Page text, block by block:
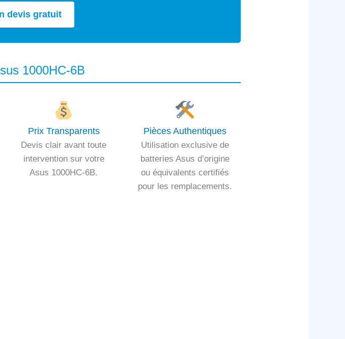
devis gratuit
1000HC-6B
Prix Transparents
Devis clair avant toute
intervention sur votre
Asus 1000HC-6B.
Pièces Authentiques
Utilisation exclusive de
batteries Asus d’origine
ou équivalents certifiés
pour les remplacements.